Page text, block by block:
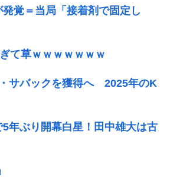
覚＝当局「接着剤で固定し
て草ｗｗｗｗｗｗｗ
サバックを獲得へ 2025年のK
年ぶり開幕白星！田中雄大は古